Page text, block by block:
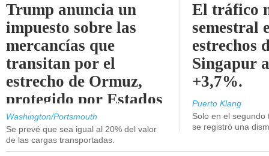
Trump anuncia un
impuesto sobre las
mercancías que
transitan por el
estrecho de Ormuz,
protegido por Estados
Unidos.
Washington/Portsmouth
Se prevé que sea igual al 20% del valor
de las cargas transportadas.
El tráfico
semestral
estrechos
Singapur
+3,7%.
Puerto Klang
Solo en el
se registró una